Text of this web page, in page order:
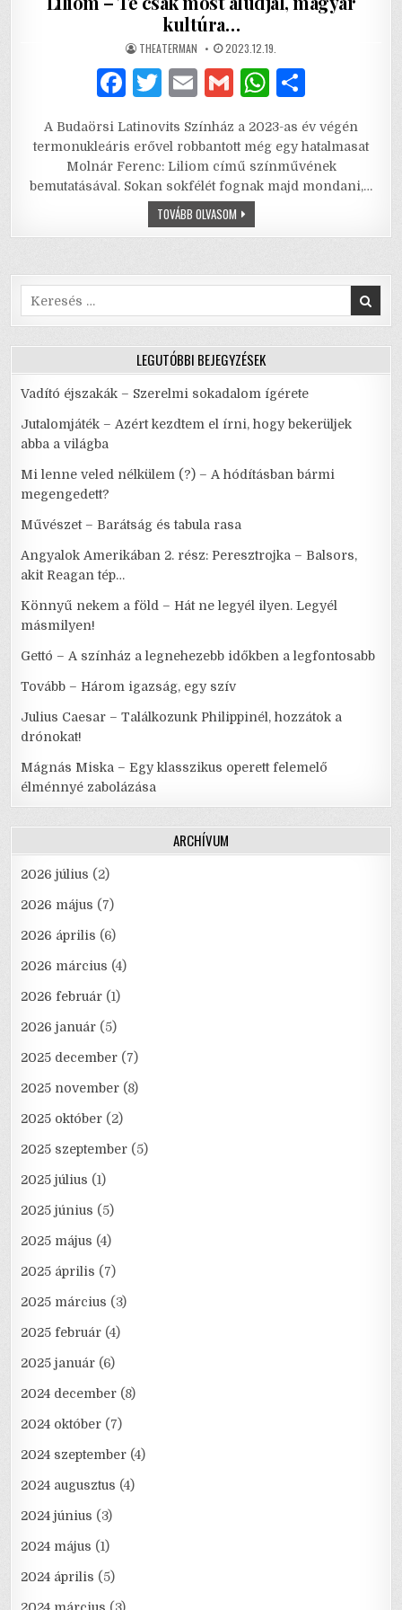
kultúra…
AUTHOR:
THEATERMAN PUBLISHED
2023.12.19.
F
c
e
b
k
T
it
te
r
E
ai
l
G
ai
l
W
at
s
A
ar
e
A Budaörsi Latinovits Színház a 2023-as év végén
termonukleáris erővel robbantott még egy hatalmasat
Molnár Ferenc: Liliom című színművének
bemutatásával. Sokan sokfélét fognak majd mondani,…
TOVÁBB OLVASOMLILIOM
–
TE
ALUDJÁL,
MAGYAR
Search
for:
LEGUTÓBBI BEJEGYZÉSEK
Vadító éjszakák – Szerelmi sokadalom ígérete
Jutalomjáték – Azért kezdtem el írni, hogy bekerüljek
abba a világba
Mi lenne veled nélkülem (?) – A hódításban bármi
megengedett?
Művészet – Barátság és tabula rasa
Angyalok Amerikában 2. rész: Peresztrojka – Balsors,
akit Reagan tép…
Könnyű nekem a föld – Hát ne legyél ilyen. Legyél
másmilyen!
Gettó – A színház a legnehezebb időkben a legfontosabb
Tovább – Három igazság, egy szív
Julius Caesar – Találkozunk Philippinél, hozzátok a
drónokat!
Mágnás Miska – Egy klasszikus operett felemelő
élménnyé zabolázása
ARCHÍVUM
2026 július (2)
2026 május (7)
2026 április (6)
2026 március (4)
2026 február (1)
2026 január (5)
2025 december (7)
2025 november (8)
2025 október (2)
2025 szeptember (5)
2025 július (1)
2025 június (5)
2025 május (4)
2025 április (7)
2025 március (3)
2025 február (4)
2025 január (6)
2024 december (8)
2024 október (7)
2024 szeptember (4)
2024 augusztus (4)
2024 június (3)
2024 május (1)
2024 április (5)